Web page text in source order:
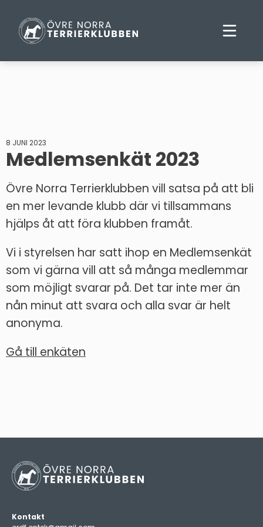
8 JUNI 2023
Medlemsenkät 2023
Övre Norra Terrierklubben vill satsa på att bli
en mer levande klubb där vi tillsammans
hjälps åt att föra klubben framåt.
Vi i styrelsen har satt ihop en Medlemsenkät
som vi gärna vill att så många medlemmar
som möjligt svarar på. Det tar inte mer än
nån minut att svara och alla svar är helt
anonyma.
Gå till enkäten
Kontakt